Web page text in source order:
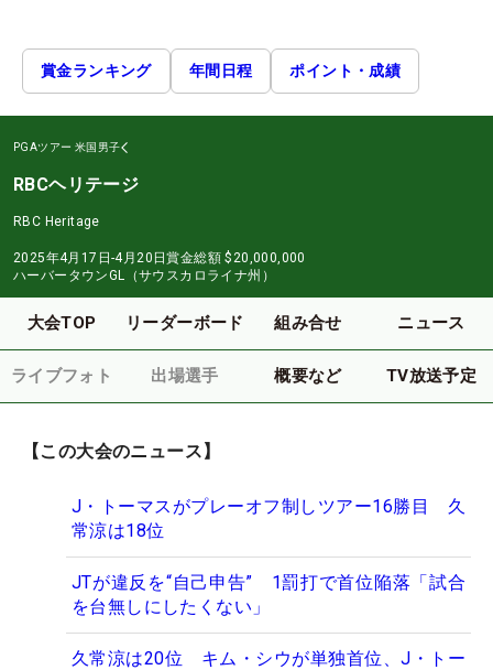
賞金ランキング 年間日程 ポイント・成績
PGAツアー 米国男子
RBCヘリテージ
RBC Heritage
2025年4月17日-4月20日賞金総額 $20,000,000
ハーバータウンGL（サウスカロライナ州）
大会TOP リーダーボード 組み合せ ニュース
ライブフォト 出場選手 概要など TV放送予定
【この大会のニュース】
J・トーマスがプレーオフ制しツアー16勝目 久
常涼は18位
JTが違反を“自己申告” 1罰打で首位陥落「試合
を台無しにしたくない」
久常涼は20位 キム・シウが単独首位、J・トー